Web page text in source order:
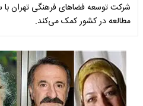
شرکت توسعه فضاهای فرهنگی تهران
مطالعه در کشور کمک می‌کند.